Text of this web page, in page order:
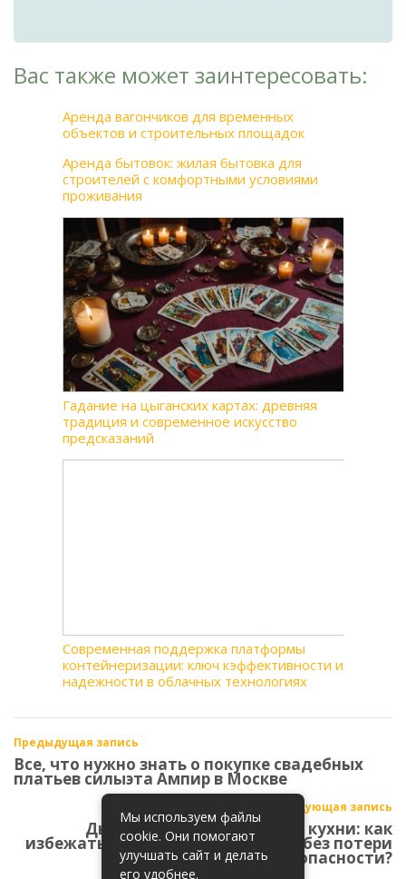
Вас также может заинтересовать:
Аренда вагончиков для временных
объектов и строительных площадок
Аренда бытовок: жилая бытовка для
строителей с комфортными условиями
проживания
Гадание на цыганских картах: древняя
традиция и современное искусство
предсказаний
Современная поддержка платформы
контейнеризации: ключ кэффективности и
надежности в облачных технологиях
Предыдущая запись
Все, что нужно знать о покупке свадебных
платьев силыэта Ампир в Москве
Следующая запись
Дымовые извещатели для кухни: как
избежать ложных срабатываний без потери
безопасности?
Мы используем файлы
cookie. Они помогают
улучшать сайт и делать
его удобнее.